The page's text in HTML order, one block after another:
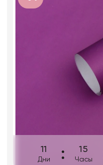
Искусственные цветы и растения
11
Дни
15
Часы